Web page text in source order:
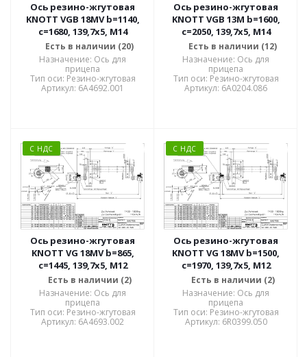
Ось резино-жгутовая
KNOTT VGB 18MV b=1140,
c=1680, 139,7x5, M14
Есть в наличии (20)
Назначение: Ось для
прицепа
Тип оси: Резино-жгутовая
Артикул: 6A4692.001
Ось резино-жгутовая
KNOTT VGB 13M b=1600,
c=2050, 139,7x5, M14
Есть в наличии (12)
Назначение: Ось для
прицепа
Тип оси: Резино-жгутовая
Артикул: 6A0204.086
С НДС
Ось резино-жгутовая
KNOTT VG 18MV b=865,
c=1445, 139,7x5, M12
Есть в наличии (2)
Назначение: Ось для
прицепа
Тип оси: Резино-жгутовая
Артикул: 6A4693.002
С НДС
Ось резино-жгутовая
KNOTT VG 18MV b=1500,
c=1970, 139,7x5, M12
Есть в наличии (2)
Назначение: Ось для
прицепа
Тип оси: Резино-жгутовая
Артикул: 6R0399.050